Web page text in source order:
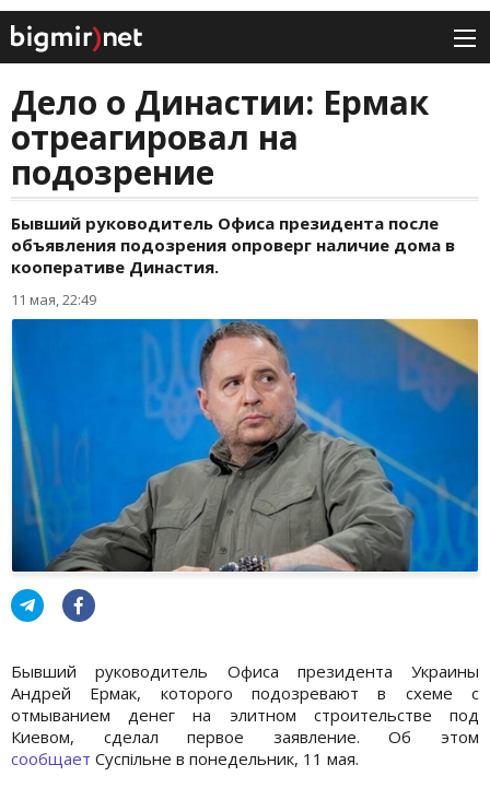
Дело о Династии: Ермак
отреагировал на
подозрение
Бывший руководитель Офиса президента после
объявления подозрения опроверг наличие дома в
кооперативе Династия.
11 мая, 22:49
Бывший руководитель Офиса президента Украины
Андрей Ермак, которого подозревают в схеме с
отмыванием денег на элитном строительстве под
Киевом, сделал первое заявление. Об этом
сообщает Суспільне в понедельник, 11 мая.